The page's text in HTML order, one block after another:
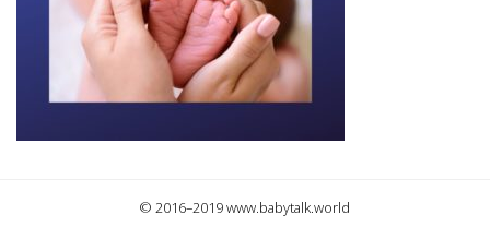
© 2016–2019 www.babytalk.world